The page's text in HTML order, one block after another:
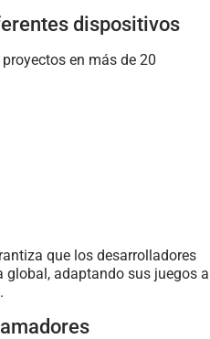
dispositivos
en más de 20
que los desarrolladores
adaptando sus juegos a